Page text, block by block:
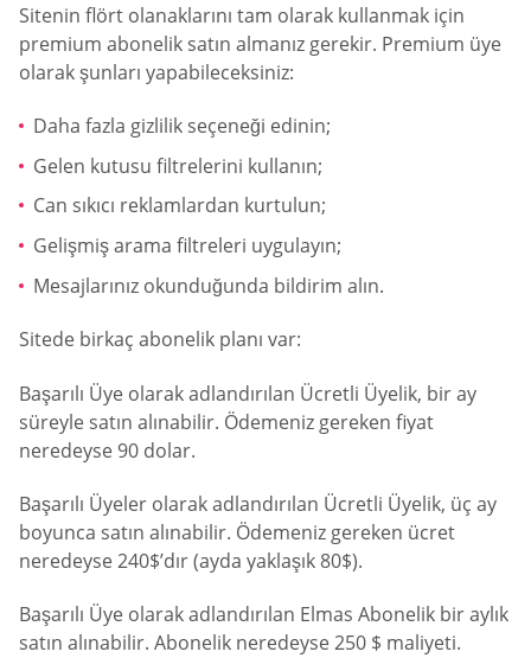
Sitenin flört olanaklarını tam olarak kullanmak için
premium abonelik satın almanız gerekir. Premium üye
olarak şunları yapabileceksiniz:
Daha fazla gizlilik seçeneği edinin;
Gelen kutusu filtrelerini kullanın;
Can sıkıcı reklamlardan kurtulun;
Gelişmiş arama filtreleri uygulayın;
Mesajlarınız okunduğunda bildirim alın.
Sitede birkaç abonelik planı var:
Başarılı Üye olarak adlandırılan Ücretli Üyelik, bir ay
süreyle satın alınabilir. Ödemeniz gereken fiyat
neredeyse 90 dolar.
Başarılı Üyeler olarak adlandırılan Ücretli Üyelik, üç ay
boyunca satın alınabilir. Ödemeniz gereken ücret
neredeyse 240$’dır (ayda yaklaşık 80$).
Başarılı Üye olarak adlandırılan Elmas Abonelik bir aylık
satın alınabilir. Abonelik neredeyse 250 $ maliyeti.